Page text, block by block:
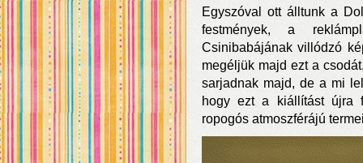
Egyszóval ott álltunk a
festmények, a
Csinibabájának villódzó
megéljük majd ezt a
sarjadnak majd, de a mi
hogy ezt a kiállítást újra
ropogós atmoszférájú